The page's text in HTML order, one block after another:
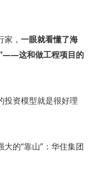
， 一眼就看懂了海
”——这和做工程项目的
投资模型就是很好理
的“靠山”：华住集团